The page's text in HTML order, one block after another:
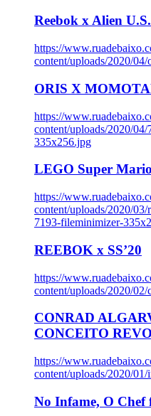
Reebok x Alien
https://
content/uploads/2020/
ORIS X
https://
content/uploads/2020/
335x256.jpg
LEGO Super Mario
https://
content/uploads/2020/03/
7193-fileminimizer-
REEBOK x SS’20
https://
content/uploads/2020/
CONRAD
CONCEITO
https://
content/uploads/2020/
No Infame, O Chef